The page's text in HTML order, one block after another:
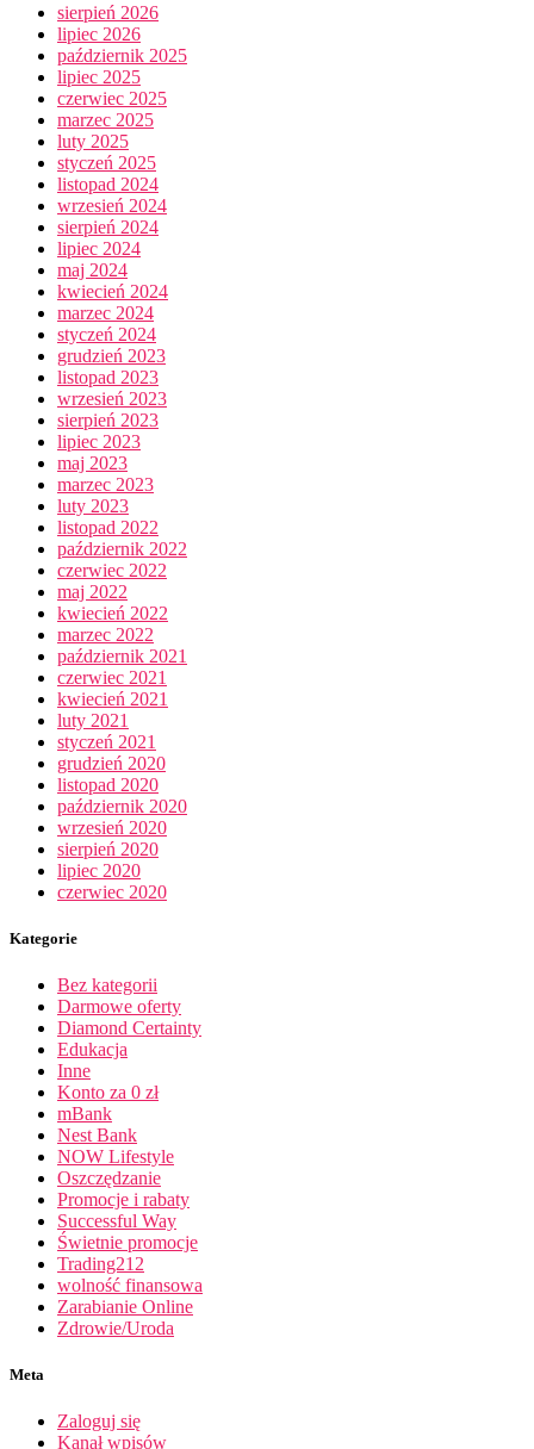
sierpień 2026
lipiec 2026
październik 2025
lipiec 2025
czerwiec 2025
marzec 2025
luty 2025
styczeń 2025
listopad 2024
wrzesień 2024
sierpień 2024
lipiec 2024
maj 2024
kwiecień 2024
marzec 2024
styczeń 2024
grudzień 2023
listopad 2023
wrzesień 2023
sierpień 2023
lipiec 2023
maj 2023
marzec 2023
luty 2023
listopad 2022
październik 2022
czerwiec 2022
maj 2022
kwiecień 2022
marzec 2022
październik 2021
czerwiec 2021
kwiecień 2021
luty 2021
styczeń 2021
grudzień 2020
listopad 2020
październik 2020
wrzesień 2020
sierpień 2020
lipiec 2020
czerwiec 2020
Kategorie
Bez kategorii
Darmowe oferty
Diamond Certainty
Edukacja
Inne
Konto za 0 zł
mBank
Nest Bank
NOW Lifestyle
Oszczędzanie
Promocje i rabaty
Successful Way
Świetnie promocje
Trading212
wolność finansowa
Zarabianie Online
Zdrowie/Uroda
Meta
Zaloguj się
Kanał wpisów